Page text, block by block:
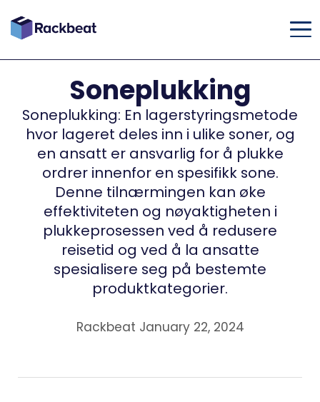
Soneplukking
Soneplukking: En lagerstyringsmetode
hvor lageret deles inn i ulike soner, og
en ansatt er ansvarlig for å plukke
ordrer innenfor en spesifikk sone.
Denne tilnærmingen kan øke
effektiviteten og nøyaktigheten i
plukkeprosessen ved å redusere
reisetid og ved å la ansatte
spesialisere seg på bestemte
produktkategorier.
Rackbeat January 22, 2024